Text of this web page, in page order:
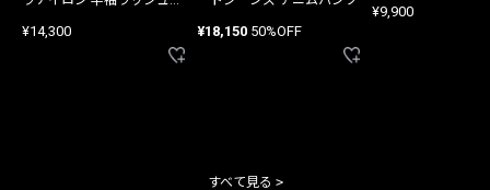
¥14,300 ¥18,150 50%OFF
¥9,900
すべて見る